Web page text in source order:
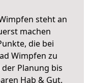
steht an
machen
die bei
Wimpfen zu
Planung bis
Hab & Gut.